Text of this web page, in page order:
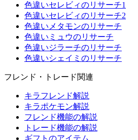
色違いセレビィのリサーチ1
色違いセレビィのリサーチ2
色違いメタモンのリサーチ
色違いミュウのリサーチ
色違いジラーチのリサーチ
色違いシェイミのリサーチ
フレンド・トレード関連
キラフレンド解説
キラポケモン解説
フレンド機能の解説
トレード機能の解説
ギフトのアイテム